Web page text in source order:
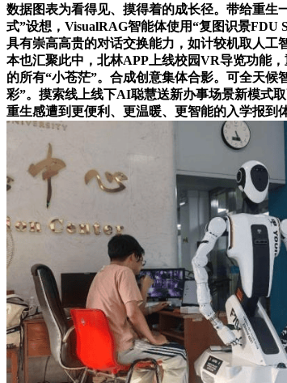
数据图表为看得见、摸得着的成长径。带给重生
式”设想，VisualRAG智能体使用“复图识景FDU
具有崇高高贵的对话交换能力，如计较机取人工
本也汇聚此中，北林APP上线校园VR导览功能
的所有“小苍茫”。合成创意集体合影。可全天
彩”。摸索线上线下AI聪慧送新办事场景新模式
重生感遭到更便利、更温暖、更智能的入学报到